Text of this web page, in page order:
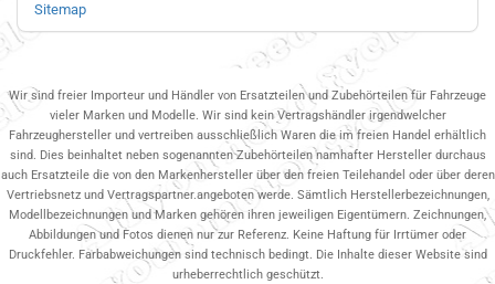
Sitemap
Wir sind freier Importeur und Händler von Ersatzteilen und Zubehörteilen für Fahrzeuge
vieler Marken und Modelle. Wir sind kein Vertragshändler irgendwelcher
Fahrzeughersteller und vertreiben ausschließlich Waren die im freien Handel erhältlich
sind. Dies beinhaltet neben sogenannten Zubehörteilen namhafter Hersteller durchaus
auch Ersatzteile die von den Markenhersteller über den freien Teilehandel oder über deren
Vertriebsnetz und Vertragspartner.angeboten werde. Sämtlich Herstellerbezeichnungen,
Modellbezeichnungen und Marken gehören ihren jeweiligen Eigentümern. Zeichnungen,
Abbildungen und Fotos dienen nur zur Referenz. Keine Haftung für Irrtümer oder
Druckfehler. Farbabweichungen sind technisch bedingt. Die Inhalte dieser Website sind
urheberrechtlich geschützt.